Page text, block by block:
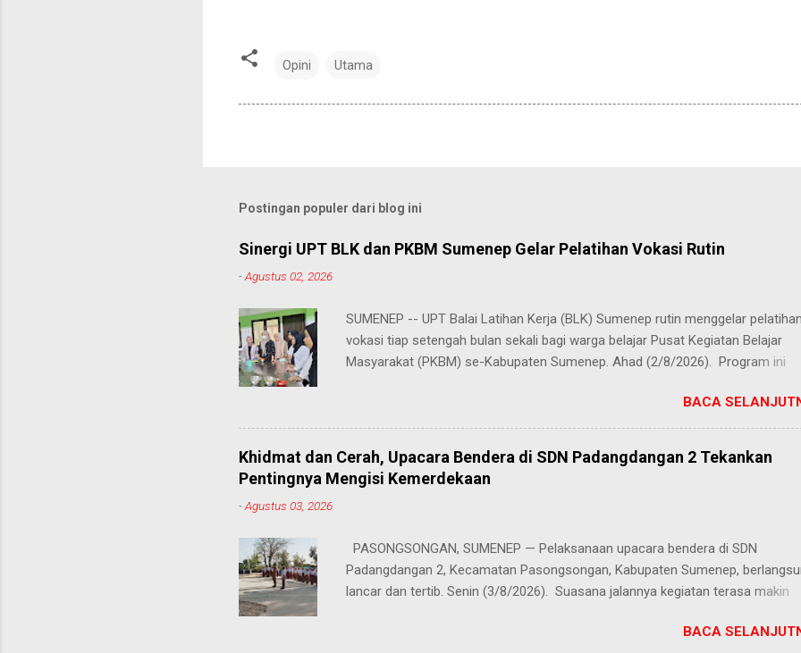
Opini Utama
Postingan populer dari blog ini
Sinergi UPT BLK dan PKBM Sumenep Gelar Pelatihan Vokasi Rutin
-Agustus 02, 2026
SUMENEP -- UPT Balai Latihan Kerja (BLK) Sumenep rutin menggelar pelatihan
vokasi tiap setengah bulan sekali bagi warga belajar Pusat Kegiatan Belajar
Masyarakat (PKBM) se-Kabupaten Sumenep. Ahad (2/8/2026). Program ini
hingga kejuruan lainnya yang bebas dipilih peserta sesuai bakat dan minat
masing. Kehadiran program ini disambut hangat para peserta. Salah satunya
Juhairiyah, peserta dari PKBM Al Khairot, Desa Bragung, Kecamatan Guluk-
"Saya sangat senang bisa mengikuti pelatihan ini. Selain menambah wawasan
keterampilan baru, saya juga bisa berkenalan dan berkolaborasi dengan teman-
Syamsul, S.H., S.Pd., M.Pd., yang mengapresiasi keikutsertaan anak didiknya.
sangat mendukung kegiatan ini, terlebih ada anak didik kami yan...
BACA
Khidmat dan Cerah, Upacara Bendera di SDN Padangdangan 2 Tekankan
Pentingnya Mengisi Kemerdekaan
-Agustus 03, 2026
PASONGSONGAN, SUMENEP — Pelaksanaan upacara bendera di SDN
Padangdangan 2, Kecamatan Pasongsongan, Kabupaten Sumenep,
lancar dan tertib. Senin (3/8/2026). Suasana jalannya kegiatan terasa makin
Bertindak sebagai pembina upacara, Zainal Arifin, S.Pd., menyampaikan
BACA